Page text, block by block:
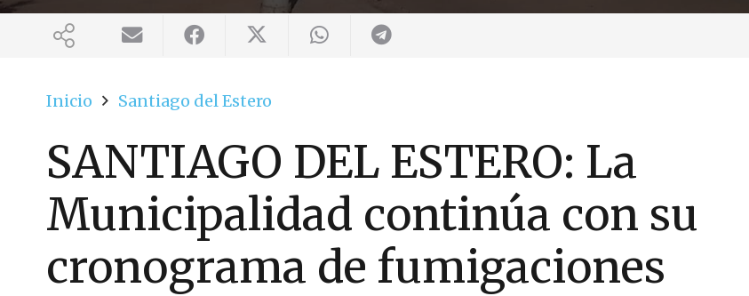
Inicio Santiago del Estero
SANTIAGO DEL ESTERO: La
Municipalidad continúa con su
cronograma de fumigaciones